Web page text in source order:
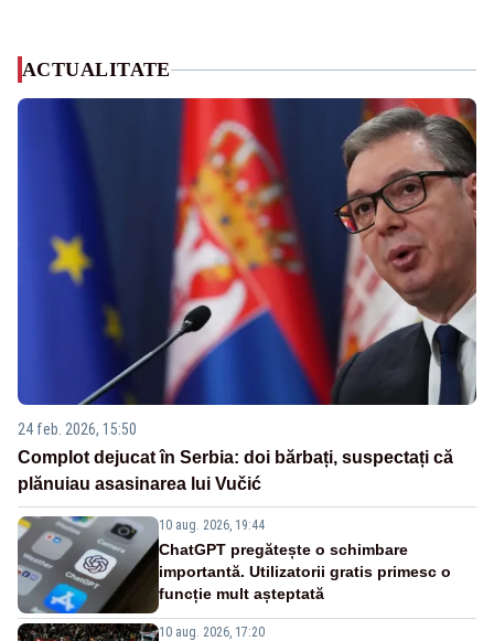
ACTUALITATE
24 feb. 2026, 15:50
Complot dejucat în Serbia: doi bărbați, suspectați că
plănuiau asasinarea lui Vučić
10 aug. 2026, 19:44
ChatGPT pregătește o schimbare
importantă. Utilizatorii gratis primesc o
funcție mult așteptată
10 aug. 2026, 17:20